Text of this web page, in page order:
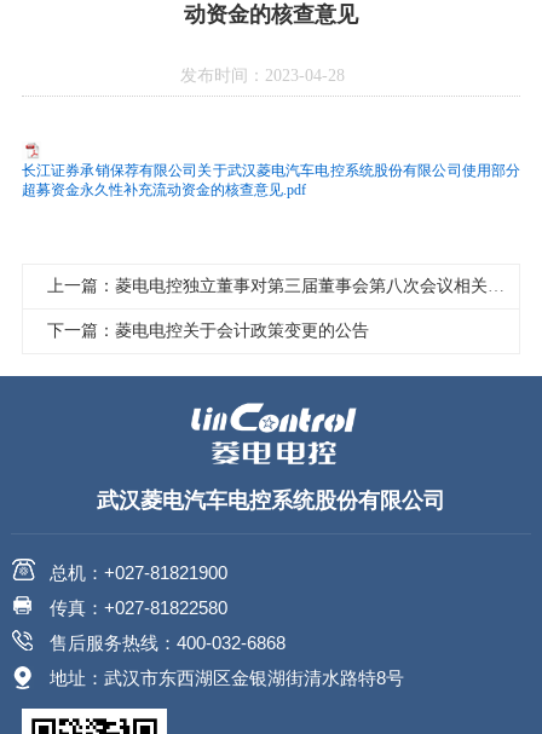
动资金的核查意见
发布时间：2023-04-28
长江证券承销保荐有限公司关于武汉菱电汽车电控系统股份有限公司使用部分
超募资金永久性补充流动资金的核查意见.pdf
上一篇：菱电电控独立董事对第三届董事会第八次会议相关事项的独立意见
下一篇：菱电电控关于会计政策变更的公告
武汉菱电汽车电控系统股份有限公司
总机：+027-81821900
传真：+027-81822580
售后服务热线：400-032-6868
地址：武汉市东西湖区金银湖街清水路特8号